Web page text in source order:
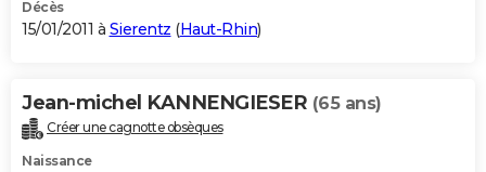
Décès
15/01/2011 à Sierentz (Haut-Rhin)
Jean-michel KANNENGIESER (65 ans)
Créer une cagnotte obsèques
Naissance